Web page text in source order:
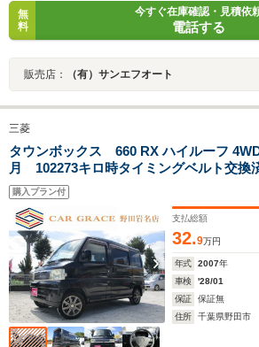
無
料
今すぐ在庫確認・見積依
電話する
販売店： （有）サンエフオート
三菱
タウンボックス 660 RX ハイルーフ
月 102273キロ時タイミングベルト交
アルミ 両側スライドドア ドアバイザ
ーガラス リアスポイラー パワーウィ
イザー CD FM AM Wエアバッグ
購入プラン付
支払総額
32.9万円
年式 2007年
車検
'28/01
保証
保証無
住所
千葉県野田市